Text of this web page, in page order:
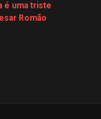
é uma triste
Romão